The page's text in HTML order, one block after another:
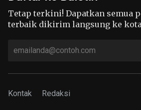
Tetap terkini! Dapatkan semua
terbaik dikirim langsung ke
Kontak Redaksi